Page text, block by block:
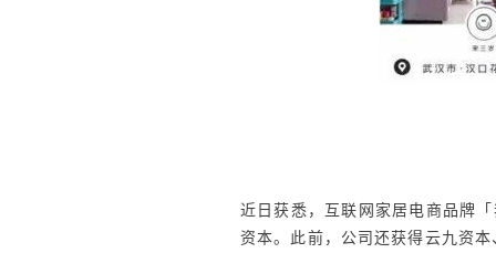
近日获悉，互联网家居电商品牌
资本。此前，公司还获得云九资